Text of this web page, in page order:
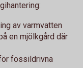
av varmvatten
en mjölkgård där
fossildrivna